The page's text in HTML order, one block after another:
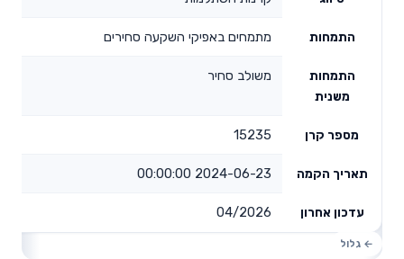
התמחות מתמחים באפיקי השקעה סחירים
התמחות
משנית
משולב סחיר
מספר קרן 15235
תאריך הקמה 2024-06-23 00:00:00
עדכון אחרון 04/2026